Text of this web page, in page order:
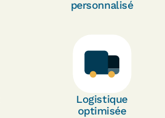
personnalisé
Logistique
optimisée